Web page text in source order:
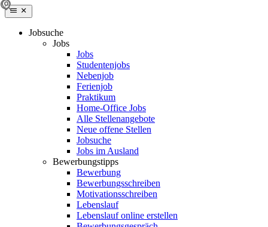
Jobsuche
Jobs
Jobs
Studentenjobs
Nebenjob
Ferienjob
Praktikum
Home-Office Jobs
Alle Stellenangebote
Neue offene Stellen
Jobsuche
Jobs im Ausland
Bewerbungstipps
Bewerbung
Bewerbungsschreiben
Motivationsschreiben
Lebenslauf
Lebenslauf online erstellen